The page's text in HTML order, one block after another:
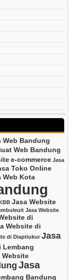
Web Bandung
Web Bandung
e-commerce Jasa
Toko Online
Web Kota
Jasa Website
Jasa Website
di
Website di
di Diaptiukur Jasa
Lembang
Website
Jasa
Bandung